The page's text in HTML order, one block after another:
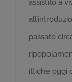
passato
ittiche oggi